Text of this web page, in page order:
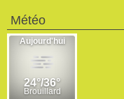
Météo